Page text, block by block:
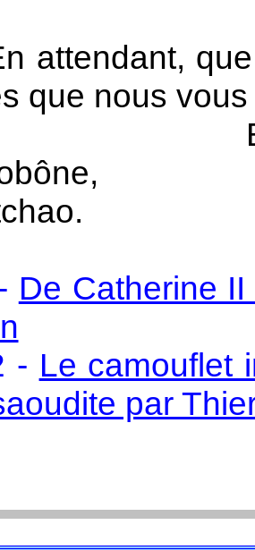
que,
que nous
De Catherine
Le camouflet
par